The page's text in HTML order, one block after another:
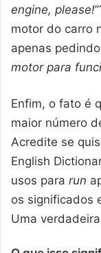
engine, please!
motor do carro
apenas
motor para
Enfim, o fato é
maior número
Acredite se
English
usos para run
os significados
Uma